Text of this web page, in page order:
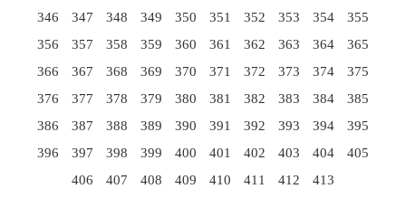
346
347 348 349 350 351 352 353 354
355
356
357 358 359 360 361 362 363 364
365
366
367 368 369 370 371 372 373 374
375
376
377 378 379 380 381 382 383 384
385
386
387 388 389 390 391 392 393 394
395
396
397 398 399 400 401 402 403 404
405
406
407 408 409 410 411 412 413